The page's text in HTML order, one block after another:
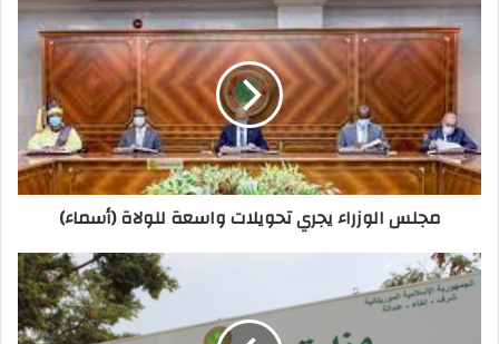
مجلس الوزراء يجري تحويلات واسعة للولاة (أسماء)